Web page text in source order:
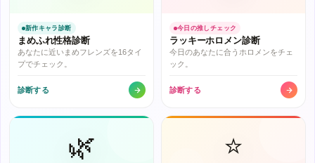
新作キャラ診断
まめふれ性格診断
あなたに近いまめフレンズを16タイ
プでチェック。
診断する
今日の推しチェック
ラッキーホロメン診断
今日のあなたに合うホロメンをチェ
ック。
診断する
🌿 ⭐